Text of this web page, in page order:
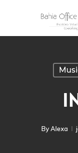
main
ByAlexa